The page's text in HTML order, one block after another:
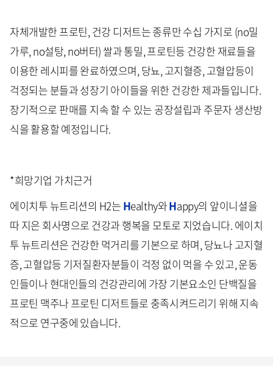
자체개발한 프로틴, 건강 디저트는 종류만 수십 가지로 (no밀
가루, no설탕, no버터) 쌀과 통밀, 프로틴등 건강한 재료들을
이용한 레시피를 완료하였으며, 당뇨, 고지혈증, 고혈압등이
걱정되는 분들과 성장기 아이들을 위한 건강한 제과들입니다.
장기적으로 판매를 지속 할 수 있는 공장설립과 주문자 생산방
식을 활용할 예정입니다.
*희망기업 가치근거
에이치투 뉴트리션의 H2는 Healthy와Happy의 앞이니셜을
따 지은 회사명으로 건강과 행복을 모토로 지었습니다. 에이치
투 뉴트리션은 건강한 먹거리를 기본으로 하며, 당뇨나 고지혈
증, 고혈압등 기저질환자분들이 걱정 없이 먹을 수 있고, 운동
인들이나 현대인들의 건강관리에 가장 기본요소인 단백질을
프로틴 맥주나 프로틴 디저트들로 충족시켜드리기 위해 지속
적으로 연구중에 있습니다.